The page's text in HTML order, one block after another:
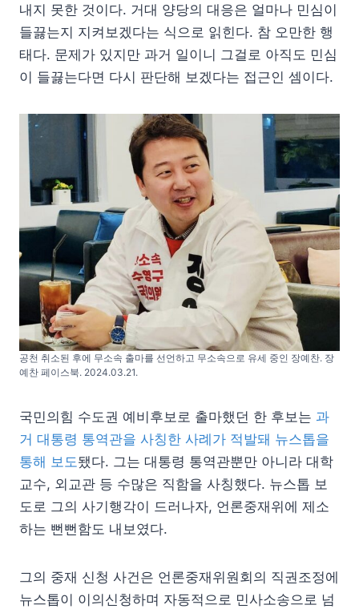
내지 못한 것이다. 거대 양당의 대응은 얼마나 민심이
들끓는지 지켜보겠다는 식으로 읽힌다. 참 오만한 행
태다. 문제가 있지만 과거 일이니 그걸로 아직도 민심
이 들끓는다면 다시 판단해 보겠다는 접근인 셈이다.
공천 취소된 후에 무소속 출마를 선언하고 무소속으로 유세 중인 장예찬. 장
예찬 페이스북. 2024.03.21.
국민의힘 수도권 예비후보로 출마했던 한 후보는 과
거 대통령 통역관을 사칭한 사례가 적발돼 뉴스톱을
통해 보도됐다. 그는 대통령 통역관뿐만 아니라 대학
교수, 외교관 등 수많은 직함을 사칭했다. 뉴스톱 보
도로 그의 사기행각이 드러나자, 언론중재위에 제소
하는 뻔뻔함도 내보였다.
그의 중재 신청 사건은 언론중재위원회의 직권조정에
뉴스톱이 이의신청하며 자동적으로 민사소송으로 넘